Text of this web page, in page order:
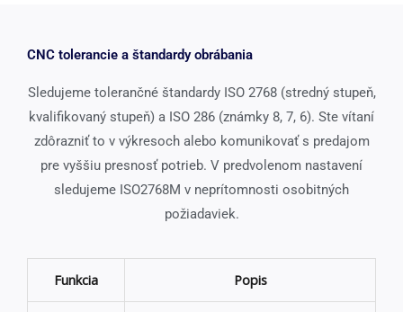
CNC tolerancie a štandardy obrábania
Sledujeme tolerančné štandardy ISO 2768 (stredný stupeň,
kvalifikovaný stupeň) a ISO 286 (známky 8, 7, 6). Ste vítaní
zdôrazniť to v výkresoch alebo komunikovať s predajom
pre vyššiu presnosť potrieb. V predvolenom nastavení
sledujeme ISO2768M v neprítomnosti osobitných
požiadaviek.
Funkcia Popis